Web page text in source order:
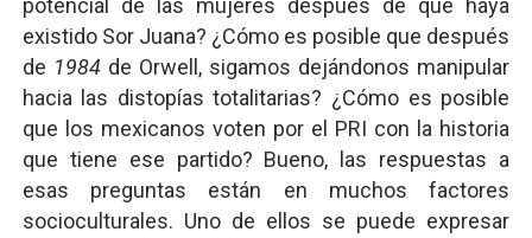
potencial de las mujeres después de que haya
existido Sor Juana? ¿Cómo es posible que después
de 1984de Orwell, sigamos dejándonos manipular
hacia las distopías totalitarias? ¿Cómo es posible
que los mexicanos voten por el PRI con la historia
que tiene ese partido? Bueno, las respuestas a
esas preguntas están en muchos factores
socioculturales. Uno de ellos se puede expresar